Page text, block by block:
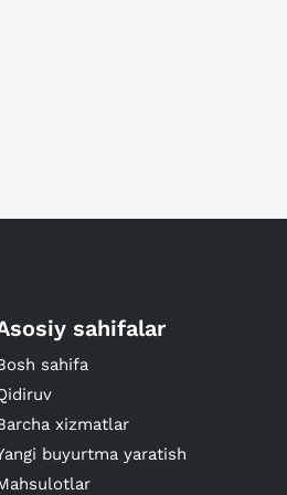
sahifalar
sahifa
xizmatlar
buyurtma yaratish